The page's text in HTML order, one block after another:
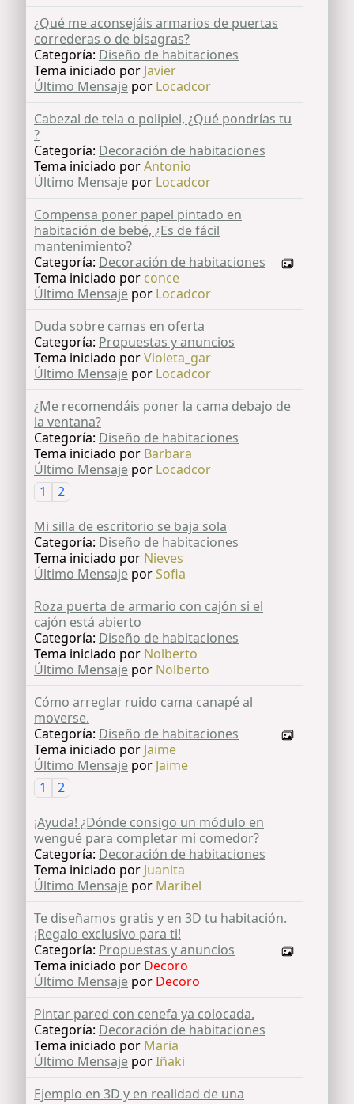
¿Qué me aconsejáis armarios de puertas
correderas o de bisagras?
Categoría: Diseño de habitaciones
Tema iniciado por Javier
Último Mensaje por Locadcor
Cabezal de tela o polipiel, ¿Qué pondrías tu
?
Categoría: Decoración de habitaciones
Tema iniciado porAntonio
Último Mensaje por Locadcor
Compensa poner papel pintado en
habitación de bebé, ¿Es de fácil
mantenimiento?
Categoría: Decoración de habitaciones
Tema iniciado por conce
Último Mensaje por Locadcor
Duda sobre camas en oferta
Categoría: Propuestas y anuncios
Tema iniciado porVioleta_gar
Último Mensaje por Locadcor
¿Me recomendáis poner la cama debajo de
la ventana?
Categoría: Diseño de habitaciones
Tema iniciado por Barbara
Último Mensaje por Locadcor
1
2
Mi silla de escritorio se baja sola
Categoría: Diseño de habitaciones
Tema iniciado por Nieves
Último Mensaje porSofia
Roza puerta de armario con cajón si el
cajón está abierto
Categoría: Diseño de habitaciones
Tema iniciado por Nolberto
Último Mensaje por Nolberto
Cómo arreglar ruido cama canapé al
moverse.
Categoría: Diseño de habitaciones
Tema iniciado por Jaime
Último Mensaje por Jaime
1
2
¡Ayuda! ¿Dónde consigo un módulo en
wengué para completar mi comedor?
Categoría: Decoración de habitaciones
Tema iniciado por Juanita
Último Mensaje por Maribel
Te diseñamos gratis y en 3D tu habitación.
¡Regalo exclusivo para ti!
Categoría: Propuestas y anuncios
Tema iniciado por Decoro
Último Mensaje por Decoro
Pintar pared con cenefa ya colocada.
Categoría: Decoración de habitaciones
Tema iniciado por Maria
Último Mensaje porIñaki
Ejemplo en 3D y en realidad de una